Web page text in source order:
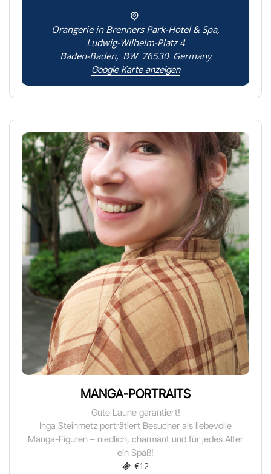
Orangerie in Brenners Park-Hotel & Spa,
Ludwig-Wilhelm-Platz 4
Baden-Baden, BW 76530 Germany
Google Karte anzeigen
MANGA-PORTRAITS
Gute Laune garantiert!
Inga Steinmetz porträtiert Besucher als liebevolle
Manga-Figuren – niedlich, charmant und für jedes Alter
ein Spaß!
€12